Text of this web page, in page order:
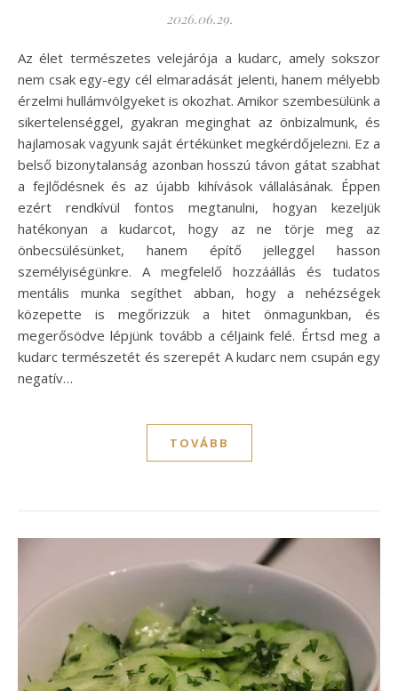
2026.06.29.
Az élet természetes velejárója a kudarc, amely sokszor
nem csak egy-egy cél elmaradását jelenti, hanem mélyebb
érzelmi hullámvölgyeket is okozhat. Amikor szembesülünk a
sikertelenséggel, gyakran meginghat az önbizalmunk, és
hajlamosak vagyunk saját értékünket megkérdőjelezni. Ez a
belső bizonytalanság azonban hosszú távon gátat szabhat
a fejlődésnek és az újabb kihívások vállalásának. Éppen
ezért rendkívül fontos megtanulni, hogyan kezeljük
hatékonyan a kudarcot, hogy az ne törje meg az
önbecsülésünket, hanem építő jelleggel hasson
személyiségünkre. A megfelelő hozzáállás és tudatos
mentális munka segíthet abban, hogy a nehézségek
közepette is megőrizzük a hitet önmagunkban, és
megerősödve lépjünk tovább a céljaink felé. Értsd meg a
kudarc természetét és szerepét A kudarc nem csupán egy
negatív…
TOVÁBB